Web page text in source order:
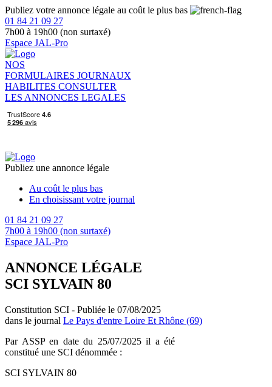
Publiez votre annonce légale au coût le plus bas
01 84 21 09 27
7h00 à 19h00 (non surtaxé)
Espace JAL-Pro
NOS
FORMULAIRES JOURNAUX
HABILITES CONSULTER
LES ANNONCES LEGALES
Publiez une annonce légale
Au coût le plus bas
En choisissant votre journal
01 84 21 09 27
7h00 à 19h00 (non surtaxé)
Espace JAL-Pro
ANNONCE LÉGALE
SCI SYLVAIN 80
Constitution SCI - Publiée le 07/08/2025
dans le journal Le Pays d'entre Loire Et Rhône (69)
Par ASSP en date du 25/07/2025 il a été
constitué une SCI dénommée :
SCI SYLVAIN 80